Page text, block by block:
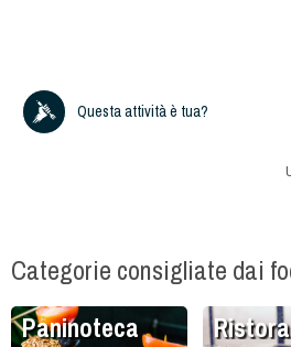
Questa attività è tua?
Categorie consigliate dai
Paninoteca